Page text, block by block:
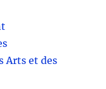
Arts et des